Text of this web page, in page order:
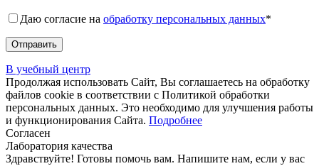
Даю согласие на обработку персональных данных*
В учебный центр
Продолжая использовать Сайт, Вы соглашаетесь на обработку
файлов cookie в соответствии с Политикой обработки
персональных данных. Это необходимо для улучшения работы
и функционирования Сайта. Подробнее
Согласен
Лаборатория качества
Здравствуйте! Готовы помочь вам. Напишите нам, если у вас